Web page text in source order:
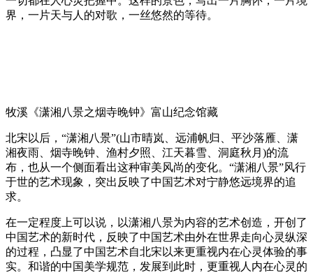
界，一片天与人的对歌，一丝悠然的等待。
牧溪《潇湘八景之烟寺晚钟》富山纪念馆藏
北宋以后，“潇湘八景”(山市晴岚、远浦帆归、平沙落雁、潇
湘夜雨、烟寺晚钟、渔村夕照、江天暮雪、洞庭秋月)的流
布，也从一个侧面看出这种审美风尚的变化。“潇湘八景”风行
于世的艺术现象，突出反映了中国艺术对宁静悠远境界的追
求。
在一定程度上可以说，以潇湘八景为内容的艺术创造，开创了
中国艺术的新时代，反映了中国艺术由外在世界走向心灵纵深
的过程，凸显了中国艺术自北宋以来更重视内在心灵体验的事
实。和谐的中国美学规范，发展到此时，更重视人内在心灵的